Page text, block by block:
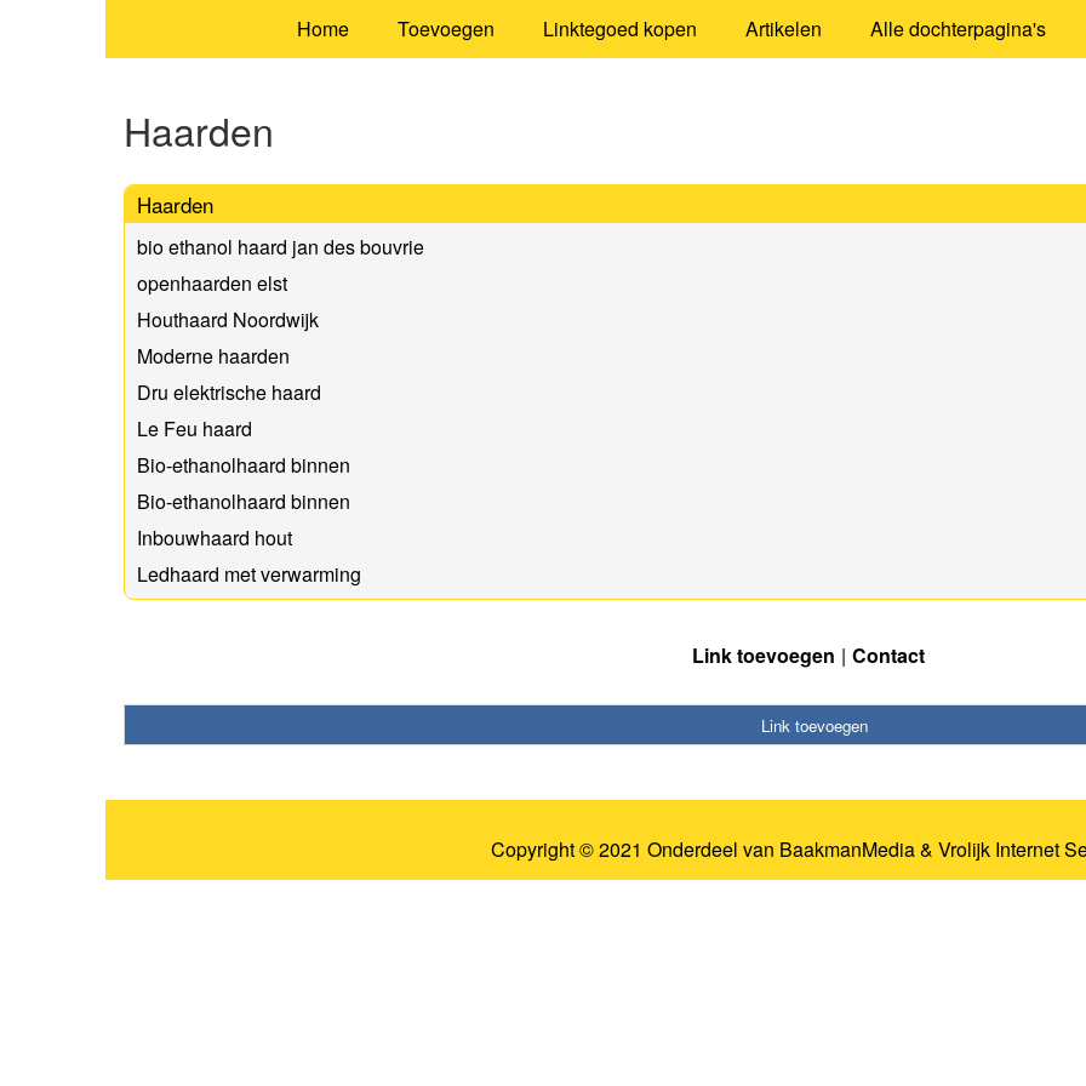
Home Toevoegen Linktegoed kopen Artikelen Alle dochterpagina's
Haarden
Haarden
bio ethanol haard jan des bouvrie
openhaarden elst
Houthaard Noordwijk
Moderne haarden
Dru elektrische haard
Le Feu haard
Bio-ethanolhaard binnen
Bio-ethanolhaard binnen
Inbouwhaard hout
Ledhaard met verwarming
Link toevoegen Contact
Link toevoegen
Copyright © 2021 Onderdeel van BaakmanMedia& Vrolijk Internet